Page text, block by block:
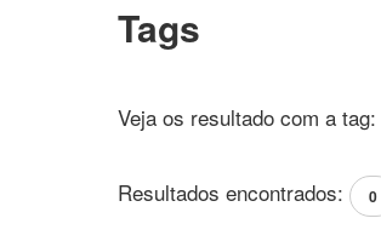
Tags
Veja os resultado com a tag:
Resultados encontrados: 0